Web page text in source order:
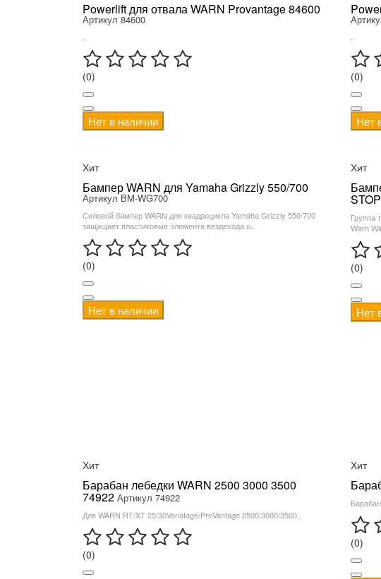
Powerlift для отвала WARN Provantage 84600
Артикул 84600
(0)
Нет в наличии
(0)
Нет
Хит
Бампер WARN для Yamaha Grizzly 550/700
Артикул BM-WG700
Силовой бампер WARN для квадроцикла Yamaha Grizzly 550/700
защищает пластиковые элемента вездехода о..
(0)
Нет в наличии
Хит
Группа
Warn
(0)
Нет
Хит
Барабан лебедки WARN 2500 3000 3500
74922 Артикул 74922
Для WARN RT/XT 25/30Vanatage/ProVantage 2500/3000/3500..
(0)
Хит
(0)